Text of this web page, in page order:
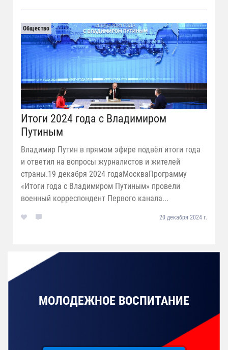
Общество
Итоги 2024 года с Владимиром
Путиным
Владимир Путин в прямом эфире подвёл итоги года
и ответил на вопросы журналистов и жителей
страны.19 декабря 2024 годаМоскваПрограмму
«Итоги года с Владимиром Путиным» провели
военный корреспондент Первого канала...
20 декабря 2024 г.
МОЛОДЕЖНОЕ ВОСПИТАНИЕ